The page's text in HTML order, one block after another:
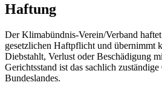
Haftung
Der Klimabündnis-Verein/Verband
gesetzlichen Haftpflicht und übernimmt
Diebstahlt, Verlust oder Beschädigung
Gerichtsstand ist das sachlich
Bundeslandes.